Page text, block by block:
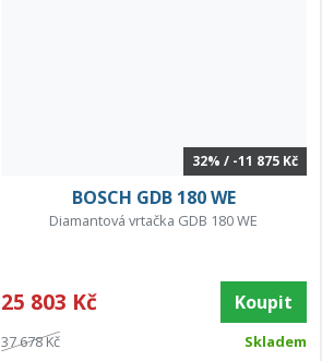
32% / -11 875 Kč
BOSCH GDB 180 WE
Diamantová vrtačka GDB 180 WE
25 803 Kč Koupit
37 678 Kč Skladem